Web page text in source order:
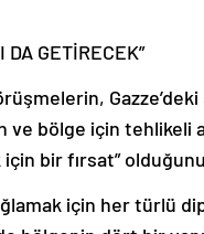
ve bölge için
için bir fırsat”
bölgenin dört bir